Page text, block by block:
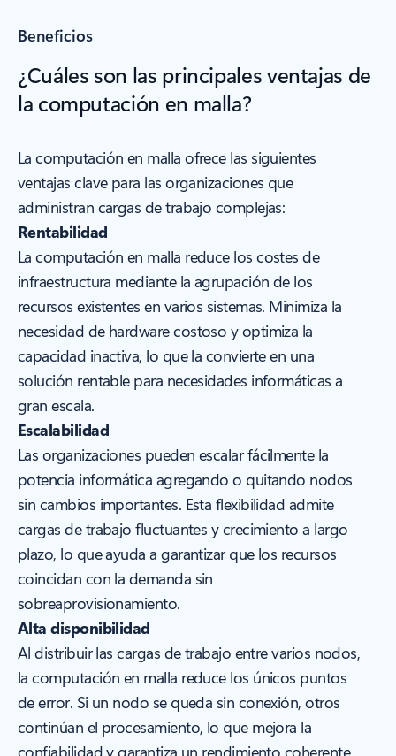
Beneficios
¿Cuáles son las principales ventajas de
la computación en malla?
La computación en malla ofrece las siguientes
ventajas clave para las organizaciones que
administran cargas de trabajo complejas:
Rentabilidad
La computación en malla reduce los costes de
infraestructura mediante la agrupación de los
recursos existentes en varios sistemas. Minimiza la
necesidad de hardware costoso y optimiza la
capacidad inactiva, lo que la convierte en una
solución rentable para necesidades informáticas a
gran escala.
Escalabilidad
Las organizaciones pueden escalar fácilmente la
potencia informática agregando o quitando nodos
sin cambios importantes. Esta flexibilidad admite
cargas de trabajo fluctuantes y crecimiento a largo
plazo, lo que ayuda a garantizar que los recursos
coincidan con la demanda sin
sobreaprovisionamiento.
Alta disponibilidad
Al distribuir las cargas de trabajo entre varios nodos,
la computación en malla reduce los únicos puntos
de error. Si un nodo se queda sin conexión, otros
continúan el procesamiento, lo que mejora la
confiabilidad y garantiza un rendimiento coherente